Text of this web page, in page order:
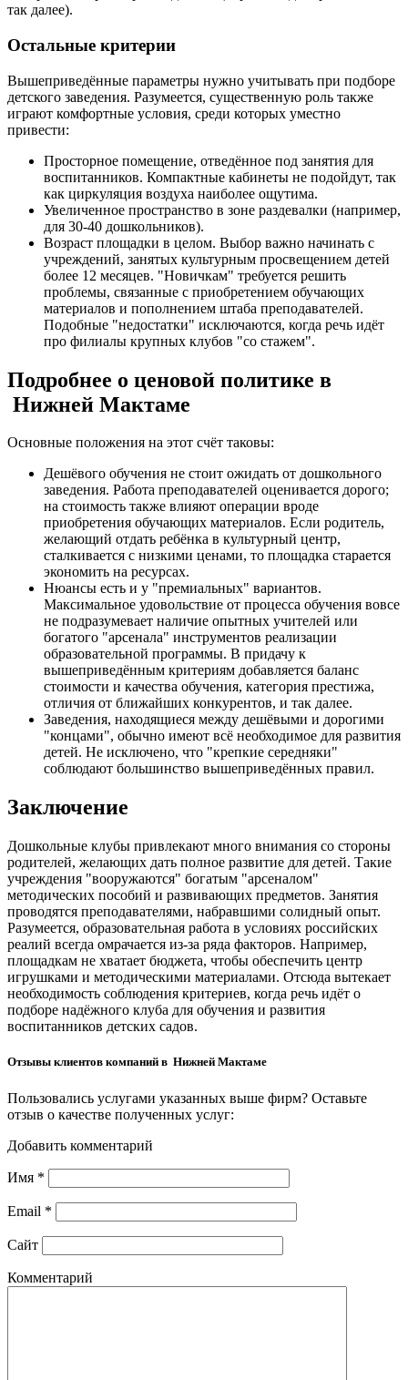
так далее).
Остальные критерии
Вышеприведённые параметры нужно учитывать при подборе
детского заведения. Разумеется, существенную роль также
играют комфортные условия, среди которых уместно
привести:
Просторное помещение, отведённое под занятия для
воспитанников. Компактные кабинеты не подойдут, так
как циркуляция воздуха наиболее ощутима.
Увеличенное пространство в зоне раздевалки (например,
для 30-40 дошкольников).
Возраст площадки в целом. Выбор важно начинать с
учреждений, занятых культурным просвещением детей
более 12 месяцев. "Новичкам" требуется решить
проблемы, связанные с приобретением обучающих
материалов и пополнением штаба преподавателей.
Подобные "недостатки" исключаются, когда речь идёт
про филиалы крупных клубов "со стажем".
Подробнее о ценовой политике в
Нижней Мактаме
Основные положения на этот счёт таковы:
Дешёвого обучения не стоит ожидать от дошкольного
заведения. Работа преподавателей оценивается дорого;
на стоимость также влияют операции вроде
приобретения обучающих материалов. Если родитель,
желающий отдать ребёнка в культурный центр,
сталкивается с низкими ценами, то площадка старается
экономить на ресурсах.
Нюансы есть и у "премиальных" вариантов.
Максимальное удовольствие от процесса обучения вовсе
не подразумевает наличие опытных учителей или
богатого "арсенала" инструментов реализации
образовательной программы. В придачу к
вышеприведённым критериям добавляется баланс
стоимости и качества обучения, категория престижа,
отличия от ближайших конкурентов, и так далее.
Заведения, находящиеся между дешёвыми и дорогими
"концами", обычно имеют всё необходимое для развития
детей. Не исключено, что "крепкие середняки"
соблюдают большинство вышеприведённых правил.
Заключение
Дошкольные клубы привлекают много внимания со стороны
родителей, желающих дать полное развитие для детей. Такие
учреждения "вооружаются" богатым "арсеналом"
методических пособий и развивающих предметов. Занятия
проводятся преподавателями, набравшими солидный опыт.
Разумеется, образовательная работа в условиях российских
реалий всегда омрачается из-за ряда факторов. Например,
площадкам не хватает бюджета, чтобы обеспечить центр
игрушками и методическими материалами. Отсюда вытекает
необходимость соблюдения критериев, когда речь идёт о
подборе надёжного клуба для обучения и развития
воспитанников детских садов.
Отзывы клиентов компаний в Нижней Мактаме
Пользовались услугами указанных выше фирм? Оставьте
отзыв о качестве полученных услуг:
Добавить комментарий
Имя *
Email *
Сайт
Комментарий